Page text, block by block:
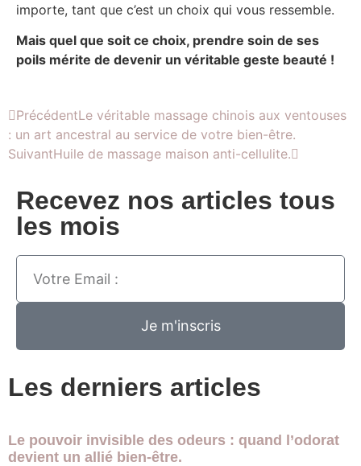
importe, tant que c’est un choix qui vous ressemble.
Mais quel que soit ce choix, prendre soin de ses
poils mérite de devenir un véritable geste beauté !
PrécédentLe véritable massage chinois aux ventouses
: un art ancestral au service de votre bien-être.
SuivantHuile de massage maison anti-cellulite.
Recevez nos articles tous
les mois
Je m'inscris
Les derniers articles
Le pouvoir invisible des odeurs : quand l’odorat
devient un allié bien-être.